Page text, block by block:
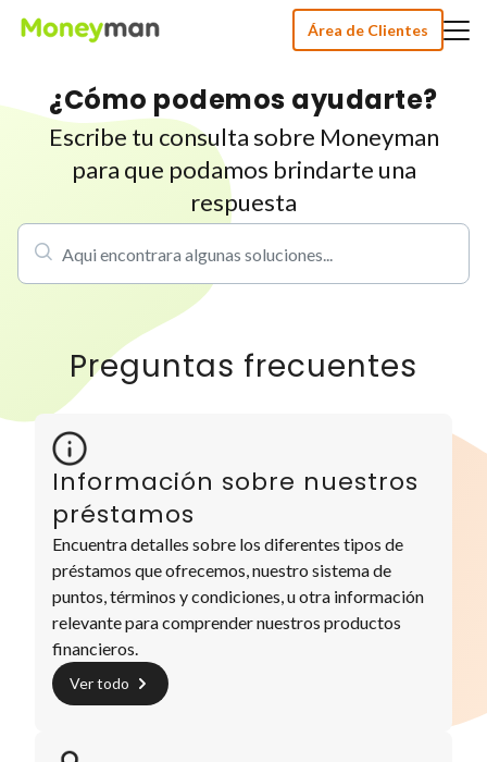
Área de Clientes
¿Cómo podemos ayudarte?
Escribe tu consulta sobre Moneyman
para que podamos brindarte una
respuesta
Preguntas frecuentes
Información sobre nuestros
préstamos
Encuentra detalles sobre los diferentes tipos de
préstamos que ofrecemos, nuestro sistema de
puntos, términos y condiciones, u otra información
relevante para comprender nuestros productos
financieros.
Ver todo